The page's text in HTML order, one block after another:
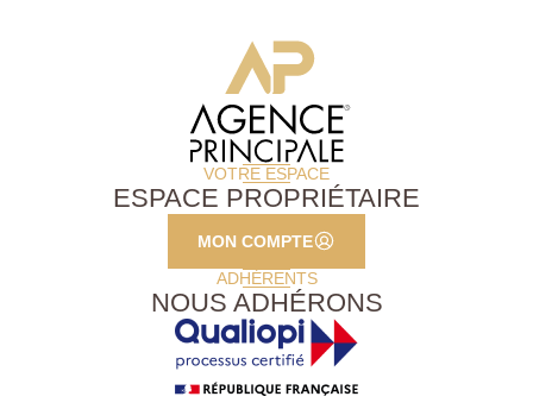
VOTRE ESPACE
ESPACE PROPRIÉTAIRE
MON COMPTE
ADHÉRENTS
NOUS ADHÉRONS